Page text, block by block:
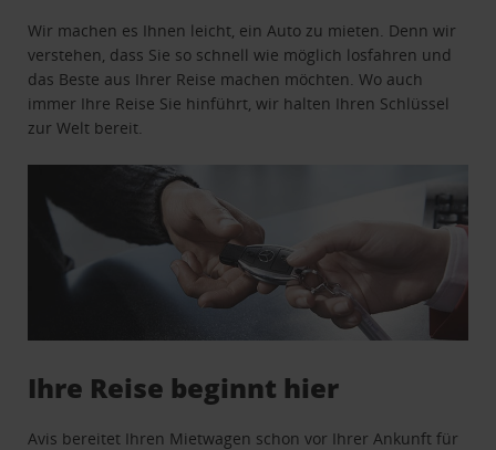
Wir machen es Ihnen leicht, ein Auto zu mieten. Denn wir
verstehen, dass Sie so schnell wie möglich losfahren und
das Beste aus Ihrer Reise machen möchten. Wo auch
immer Ihre Reise Sie hinführt, wir halten Ihren Schlüssel
zur Welt bereit.
Ihre Reise beginnt hier
Avis bereitet Ihren Mietwagen schon vor Ihrer Ankunft für